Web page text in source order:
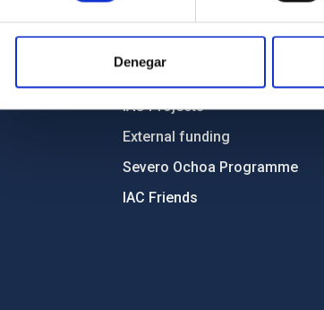
Denegar
Environment and Sustainability
Forever IAC
IAC Projects
External funding
Severo Ochoa Programme
IAC Friends